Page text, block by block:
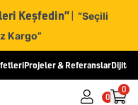
Keşfedin”| “Seçili
Kargo”
Projeler & ReferanslarDijital
0
0